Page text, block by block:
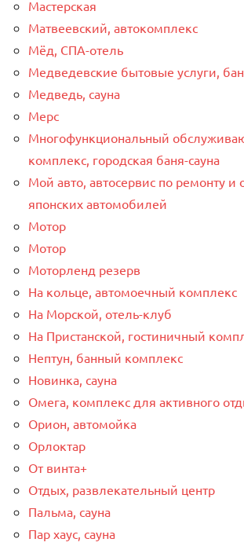
Мастерская
Матвеевский, автокомплекс
Мёд, СПА-отель
Медведевские бытовые услуги,
Медведь, сауна
Мерс
Многофункциональный
комплекс, ​городская баня-сауна
Мой авто, автосервис по ремонту
японских автомобилей
Мотор
Мотор
Моторленд резерв
На кольце, автомоечный комплекс
На Морской, отель-клуб
На Пристанской, гостиничный
Нептун, банный комплекс
Новинка, сауна
Омега, комплекс для активного
Орион, автомойка
Орлоктар
От винта+
Отдых, развлекательный центр
Пальма, сауна
Пар хаус, сауна